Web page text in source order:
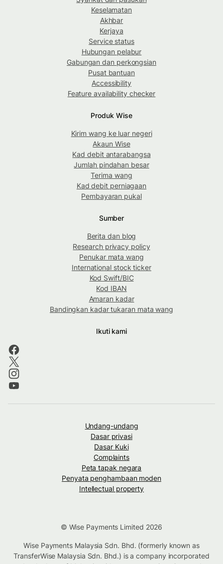
Keselamatan
Akhbar
Kerjaya
Service status
Hubungan pelabur
Gabungan dan perkongsian
Pusat bantuan
Accessibility
Feature availability checker
Produk Wise
Kirim wang ke luar negeri
Akaun Wise
Kad debit antarabangsa
Jumlah pindahan besar
Terima wang
Kad debit perniagaan
Pembayaran pukal
Sumber
Berita dan blog
Research privacy policy
Penukar mata wang
International stock ticker
Kod Swift/BIC
Kod IBAN
Amaran kadar
Bandingkan kadar tukaran mata wang
Ikuti kami
Undang-undang
Dasar privasi
Dasar Kuki
Complaints
Peta tapak negara
Penyata penghambaan moden
Intellectual property
© Wise Payments Limited 2026
Wise Payments Malaysia Sdn. Bhd. (formerly known as
TransferWise Malaysia Sdn. Bhd.) is a company incorporated